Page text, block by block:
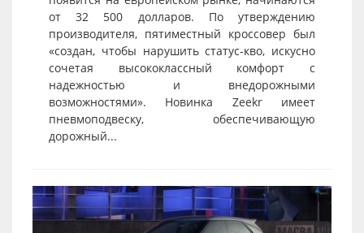
от 32 500 долларов. По утверждению
производителя, пятиместный кроссовер был
«создан, чтобы нарушить статус-кво, искусно
сочетая высококлассный комфорт с
надежностью и внедорожными
возможностями». Новинка Zeekr имеет
пневмоподвеску, обеспечивающую
дорожный...